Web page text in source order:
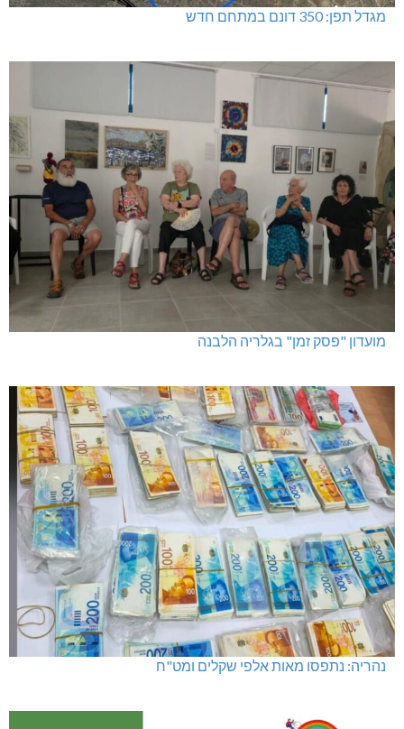
מגדל תפן: 350 דונם במתחם חדש
מועדון "פסק זמן" בגלריה הלבנה
נהריה: נתפסו מאות אלפי שקלים ומט"ח